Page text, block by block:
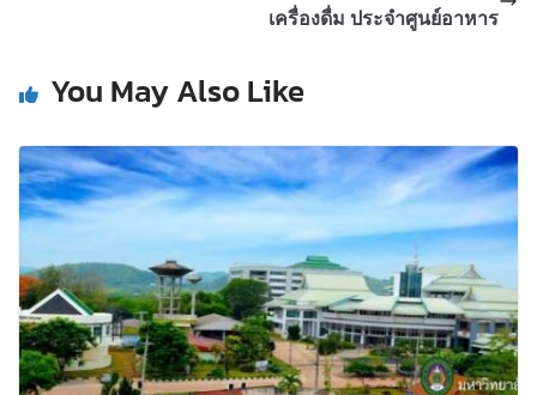
เครื่องดื่ม ประจำศูนย์อาหาร
You May Also Like